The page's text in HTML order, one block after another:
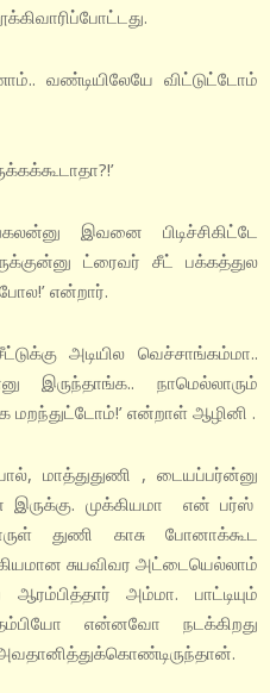
வண்டியிலேயே விட்டுட்டோம்
இவனை பிடிச்சிகிட்டே
ட்ரைவர் சீட் பக்கத்துல
என்றார்.
அடியில வெச்சாங்கம்மா..
இருந்தாங்க.. நாமெல்லாரும்
மறந்துட்டோம்!’ என்றாள் ஆழினி .
மாத்துதுணி , டையப்பர்ன்னு
முக்கியமா என் பர்ஸ்
துணி காசு போனாக்கூட
சுயவிவர அட்டையெல்லாம்
அம்மா. பாட்டியும்
என்னவோ நடக்கிறது